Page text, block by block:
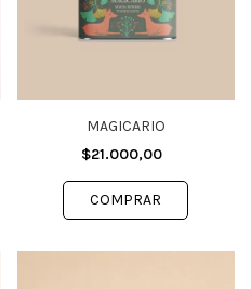
MAGICARIO
$21.000,00